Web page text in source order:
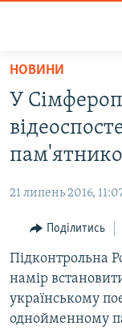
Перейти
основного
матеріалу
Перейти
до
основної
Перейти
пошуку
НОВИНИ
ВОДА.КРИМ
ВІДЕО ТА ФОТО
БЛОГИ
ПОГЛЯД
ІНТЕРВ'Ю
ВСЕ ЗА ДЕНЬ
СПЕЦПРОЕКТИ
НОВИНИ
У
21 липень 2016,
Поділитись
Підконтрольна
намір
українському
однойменному